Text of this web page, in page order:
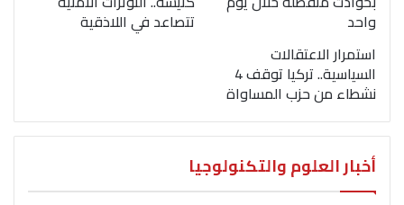
واحد
تتصاعد في اللاذقية
استمرار الاعتقالات
السياسية.. تركيا توقف 4
نشطاء من حزب المساواة
أخبار العلوم والتكنولوجيا